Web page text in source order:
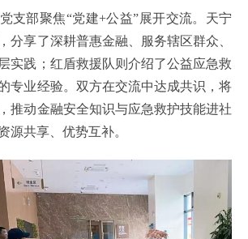
支部聚焦“党建+公益”展开交流。天宁
分享了深耕普惠金融、服务辖区群众、
实践；红盾救援队则介绍了公益应急救
专业经验。双方在交流中达成共识，将
推动金融安全知识与应急救护技能进社
源共享、优势互补。